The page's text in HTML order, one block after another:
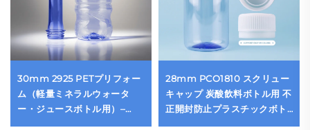
30mm 2925 PETプリフォー
ム（軽量ミネラルウォータ
ー・ジュースボトル用）–
28mm PCO1810 スクリュー
キャップ 炭酸飲料ボトル用 不
正開封防止プラスチックボト